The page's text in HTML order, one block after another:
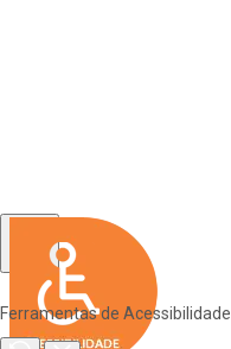
Ferramentas de Acessibilidade